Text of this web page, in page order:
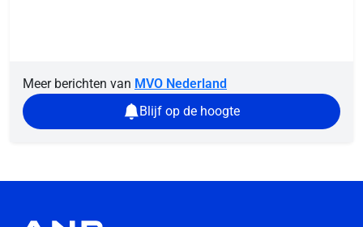
Meer berichten van MVO Nederland
Blijf op de hoogte